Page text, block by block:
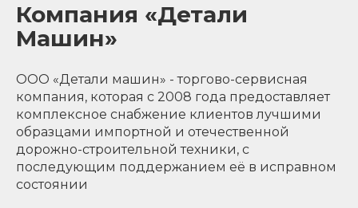
Компания «Детали
Машин»
ООО «Детали машин» - торгово-сервисная
компания, которая с 2008 года предоставляет
комплексное снабжение клиентов лучшими
образцами импортной и отечественной
дорожно-строительной техники, с
последующим поддержанием её в исправном
состоянии